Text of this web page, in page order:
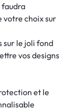
faudra
votre choix sur
sur le joli fond
vos designs
et le